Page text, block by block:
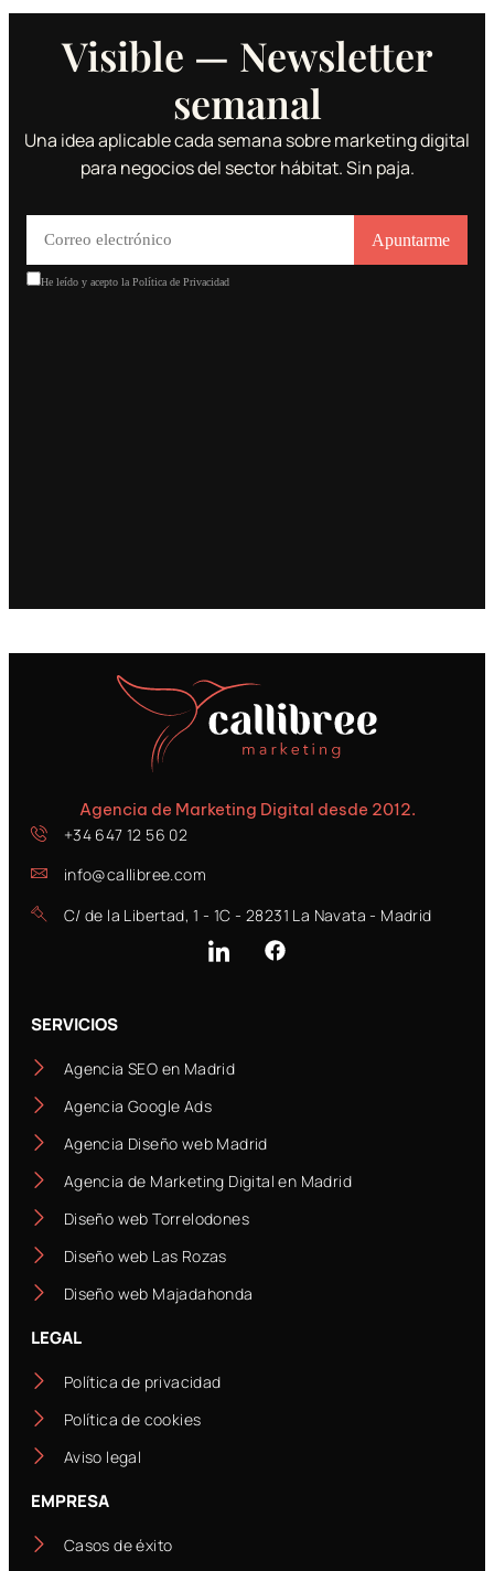
Visible — Newsletter
semanal
Una idea aplicable cada semana sobre marketing digital
para negocios del sector hábitat. Sin paja.
Agencia de Marketing Digital desde 2012.
+34 647 12 56 02
info@callibree.com
C/ de la Libertad, 1 - 1C - 28231 La Navata - Madrid
SERVICIOS
Agencia SEO en Madrid
Agencia Google Ads
Agencia Diseño web Madrid
Agencia de Marketing Digital en Madrid
Diseño web Torrelodones
Diseño web Las Rozas
Diseño web Majadahonda
LEGAL
Política de privacidad
Política de cookies
Aviso legal
EMPRESA
Casos de éxito